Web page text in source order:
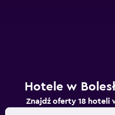
Hotele w
Znajdź oferty 18 hoteli